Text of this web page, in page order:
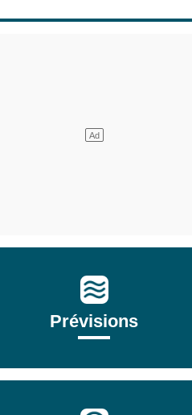
Prévisions